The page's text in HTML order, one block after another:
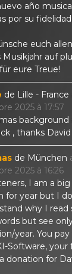
año
por su fidelidad!
euch
Musikjahr auf
eure Treue!
de Lille - France
2025 à 17:57
background
, thanks David
de München
2025 à 16:26
I am a
for year but I
why I read
but see
year. You
Software, your
donation for